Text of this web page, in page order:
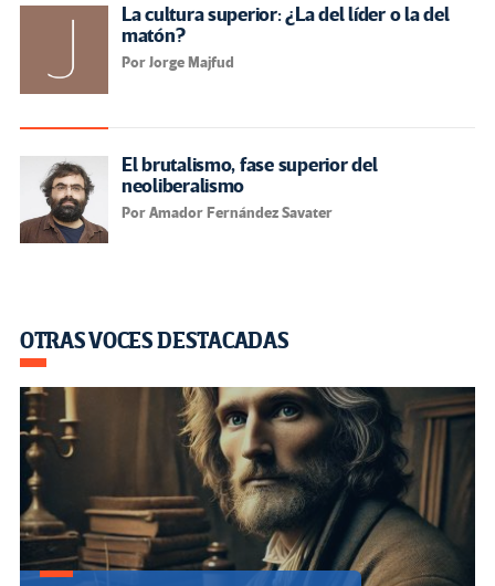
La cultura superior: ¿La del líder o la del
matón?
Por Jorge Majfud
El brutalismo, fase superior del
neoliberalismo
Por Amador Fernández Savater
OTRAS VOCES DESTACADAS